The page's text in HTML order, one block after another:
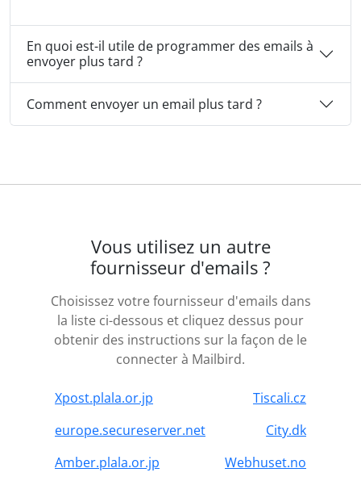
En quoi est-il utile de programmer des emails à
envoyer plus tard ?
Comment envoyer un email plus tard ?
Vous utilisez un autre
fournisseur d'emails ?
Choisissez votre fournisseur d'emails dans
la liste ci-dessous et cliquez dessus pour
obtenir des instructions sur la façon de le
connecter à Mailbird.
Xpost.plala.or.jp
Tiscali.cz
europe.secureserver.net
City.dk
Amber.plala.or.jp
Webhuset.no